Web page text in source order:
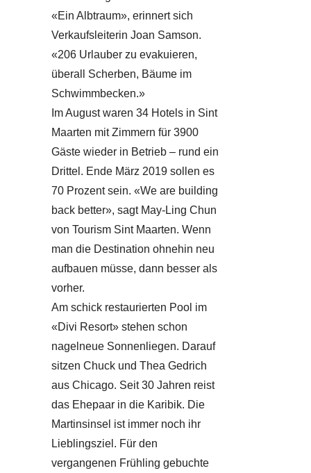
«Ein Albtraum», erinnert sich
Verkaufsleiterin Joan Samson.
«206 Urlauber zu evakuieren,
überall Scherben, Bäume im
Schwimmbecken.»
Im August waren 34 Hotels in Sint
Maarten mit Zimmern für 3900
Gäste wieder in Betrieb – rund ein
Drittel. Ende März 2019 sollen es
70 Prozent sein. «We are building
back better», sagt May-Ling Chun
von Tourism Sint Maarten. Wenn
man die Destination ohnehin neu
aufbauen müsse, dann besser als
vorher.
Am schick restaurierten Pool im
«Divi Resort» stehen schon
nagelneue Sonnenliegen. Darauf
sitzen Chuck und Thea Gedrich
aus Chicago. Seit 30 Jahren reist
das Ehepaar in die Karibik. Die
Martinsinsel ist immer noch ihr
Lieblingsziel. Für den
vergangenen Frühling gebuchte